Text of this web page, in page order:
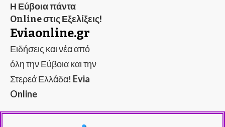
Η Εύβοια πάντα
Online στις Εξελίξεις!
Eviaonline.gr
Ειδήσεις και νέα από
όλη την Εύβοια και την
Στερεά Ελλάδα! Evia
Online